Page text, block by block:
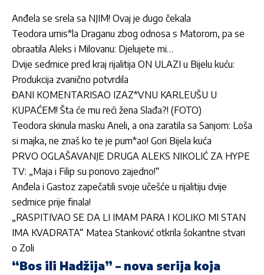
Anđela se srela sa NJIM! Ovaj je dugo čekala
Teodora urnis*la Draganu zbog odnosa s Matorom, pa se
obraatila Aleks i Milovanu: Djelujete mi…
Dvije sedmice pred kraj rijalitija ON ULAZI u Bijelu kuću:
Produkcija zvanično potvrdila
ĐANI KOMENTARISAO IZAZ*VNU KARLEUŠU U
KUPAĆEM! Šta će mu reći žena Slađa?! (FOTO)
Teodora skinula masku Aneli, a ona zaratila sa Sanjom: Loša
si majka, ne znaš ko te je pum*ao! Gori Bijela kuća
PRVO OGLAŠAVANJE DRUGA ALEKS NIKOLIĆ ZA HYPE
TV: „Maja i Filip su ponovo zajedno!“
Anđela i Gastoz zapečatili svoje učešće u rijalitiju dvije
sedmice prije finala!
„RASPITIVAO SE DA LI IMAM PARA I KOLIKO MI STAN
IMA KVADRATA“ Matea Stanković otkrila šokantne stvari
o Zoli
“Bos ili Hadžija” – nova serija koja